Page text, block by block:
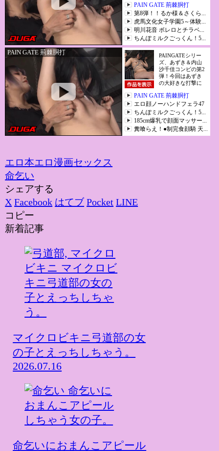
エロ本エロ漫画セックス
命乞い
シェアする
X Facebook はてブ Pocket LINE
コピー
新着記事
マイクロビキニ弓道部の女
の子とえっちしちゃう。
2026.07.16
命乞いにおまんこアピール